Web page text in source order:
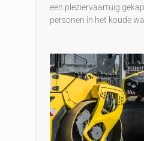
een pleziervaartuig
personen in het koude